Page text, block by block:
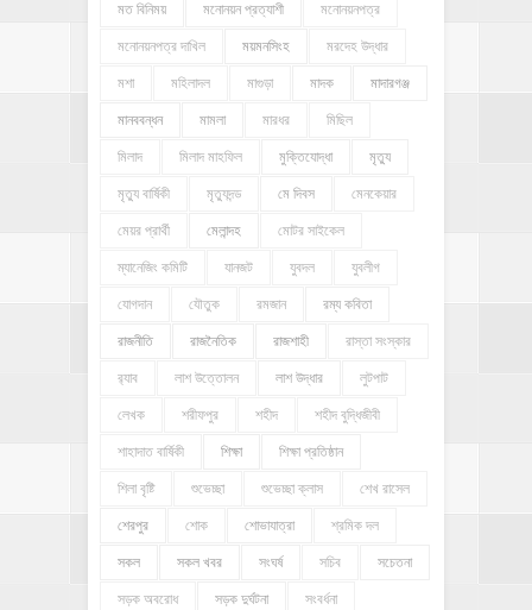
মত বিনিময় মনোনয়ন প্রত্যাশী মনোনয়নপত্র
মনোনয়নপত্র দাখিল ময়মনসিংহ মরদেহ উদ্ধার
মশা মহিলাদল মাগুড়া মাদক মাদারগঞ্জ
মানববন্ধন মামলা মারধর মিছিল
মিলাদ মিলাদ মাহফিল মুক্তিযোদ্ধা মৃত্যু
মৃত্যু বার্ষিকী মৃত্যুদন্ড মে দিবস মেনকেয়ার
মেয়র প্রার্থী মেলান্দহ মোটর সাইকেল
ম্যানেজিং কমিটি যানজট যুবদল যুবলীগ
যোগদান যৌতুক রমজান রম্য কবিতা
রাজনীতি রাজনৈতিক রাজশাহী রাস্তা সংস্কার
র‍্যাব লাশ উত্তোলন লাশ উদ্ধার লুটপাট
লেখক শরীফপুর শহীদ শহীদ বুদ্ধিজীবী
শাহাদাত বার্ষিকী শিক্ষা শিক্ষা প্রতিষ্ঠান
শিলা বৃষ্টি শুভেচ্ছা শুভেচ্ছা ক্লাস শেখ রাসেল
শেরপুর শোক শোভাযাত্রা শ্রমিক দল
সকল সকল খবর সংঘর্ষ সচিব সচেতনা
সড়ক অবরোধ সড়ক দুর্ঘটনা সংবর্ধনা